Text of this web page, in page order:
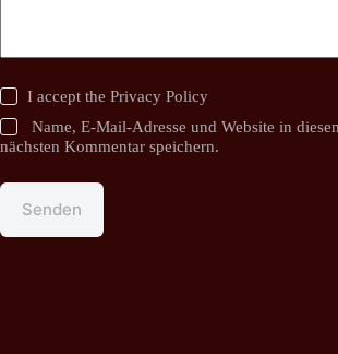
I accept thePrivacy Policy
Name, E-Mail-Adresse und Website in
nächsten Kommentar speichern.
Senden